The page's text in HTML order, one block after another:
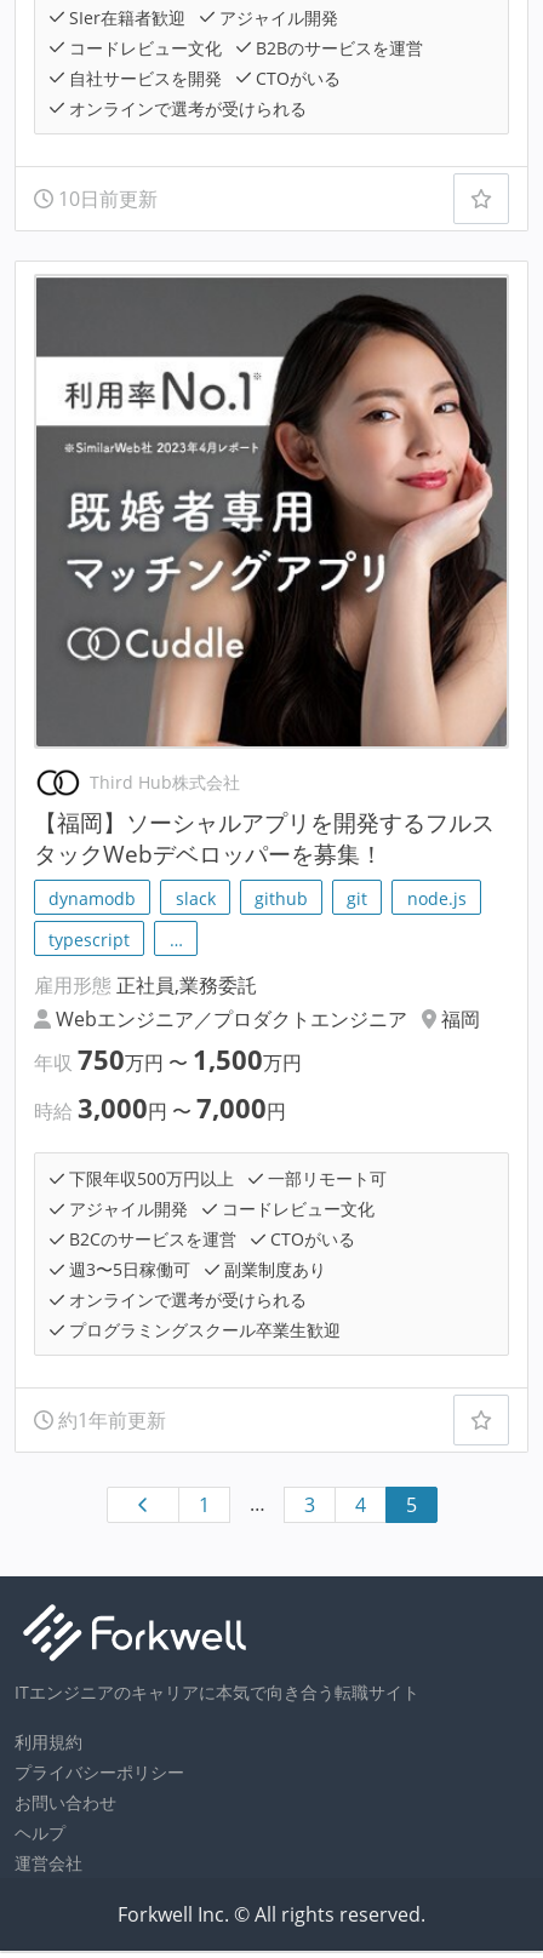
SIer在籍者歓迎
アジャイル開発
コードレビュー文化
B2Bのサービスを運営
自社サービスを開発
CTOがいる
オンラインで選考が受けられる
10日前更新
Third Hub株式会社
【福岡】ソーシャルアプリを開発するフルス
タックWebデベロッパーを募集！
dynamodb slack github git
node.js
typescript
…
雇用形態 正社員,業務委託
Webエンジニア／プロダクトエンジニア
福岡
年収 750万円 〜 1,500万円
時給 3,000円 〜 7,000円
下限年収500万円以上
一部リモート可
アジャイル開発
コードレビュー文化
B2Cのサービスを運営
CTOがいる
週3〜5日稼働可
副業制度あり
オンラインで選考が受けられる
プログラミングスクール卒業生歓迎
約1年前更新
1 … 3 4 5
ITエンジニアのキャリアに本気で向き合う転職サイト
利用規約
プライバシーポリシー
お問い合わせ
ヘルプ
運営会社
Forkwell Inc. © All rights reserved.